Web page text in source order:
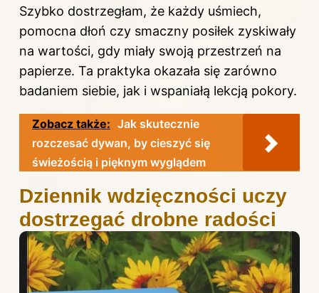
Szybko dostrzegłam, że każdy uśmiech,
pomocna dłoń czy smaczny posiłek zyskiwały
na wartości, gdy miały swoją przestrzeń na
papierze. Ta praktyka okazała się zarówno
badaniem siebie, jak i wspaniałą lekcją pokory.
Zobacz także: Jak skutecznie
rozczesać dywan, by cieszyć się
świeżością i pięknym wyglądem
Dziennik wdzięczności uczy
dostrzegać drobne radości